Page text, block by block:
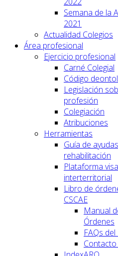
Semana de la
2021
Actualidad Colegios
Área profesional
Ejercicio profesional
Carné Colegial
Código
Legislación
profesión
Colegiación
Atribuciones
Herramientas
Guía de
rehabilitación
Plataforma
interterritorial
Libro de
CSCAE
Manual
Órdenes
FAQs